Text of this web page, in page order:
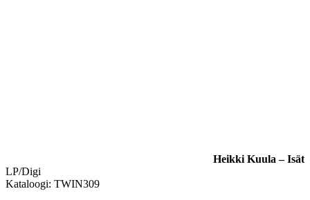
Heikki Kuula – Isät
LP/Digi
Kataloogi: TWIN309